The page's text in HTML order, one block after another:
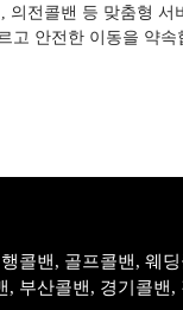
의전콜밴 등 맞춤형 서
고 안전한 이동을 약속
콜밴, 골프콜밴, 웨
, 부산콜밴, 경기콜